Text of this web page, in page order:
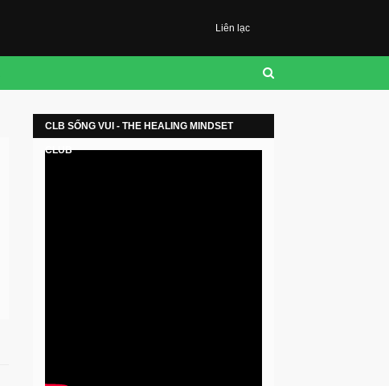
Liên lạc
CLB SỐNG VUI - THE HEALING MINDSET
CLUB